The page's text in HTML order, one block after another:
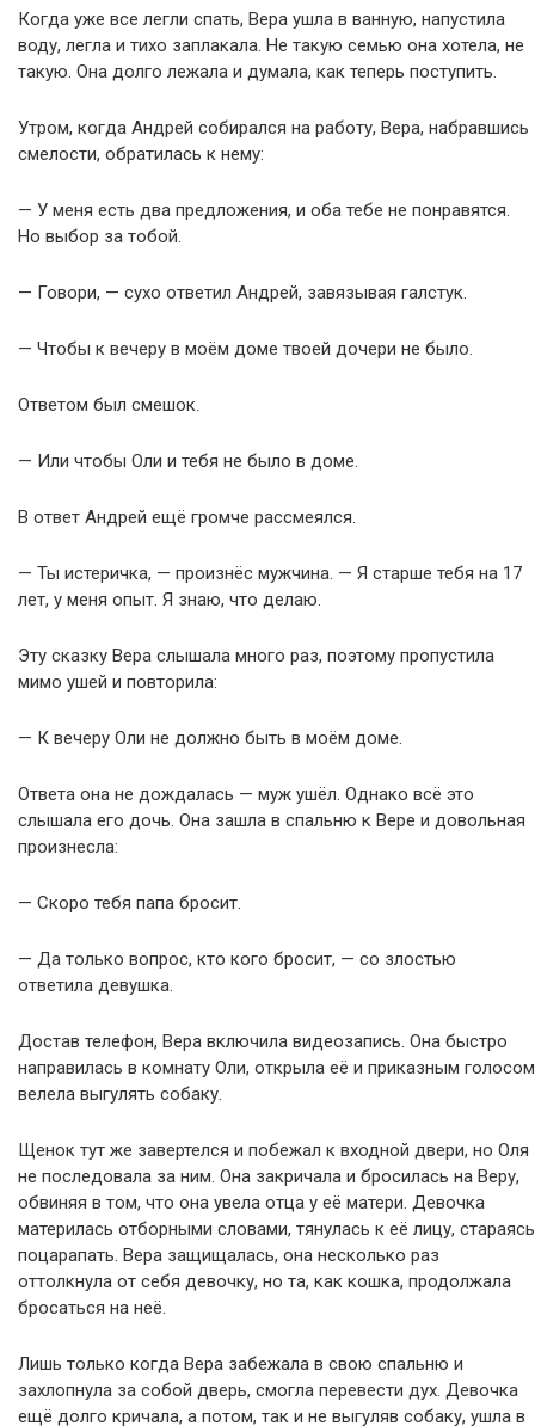
Когда уже все легли спать, Вера ушла в ванную, напустила
воду, легла и тихо заплакала. Не такую семью она хотела, не
такую. Она долго лежала и думала, как теперь поступить.
Утром, когда Андрей собирался на работу, Вера, набравшись
смелости, обратилась к нему:
— У меня есть два предложения, и оба тебе не понравятся.
Но выбор за тобой.
— Говори, — сухо ответил Андрей, завязывая галстук.
— Чтобы к вечеру в моём доме твоей дочери не было.
Ответом был смешок.
— Или чтобы Оли и тебя не было в доме.
В ответ Андрей ещё громче рассмеялся.
— Ты истеричка, — произнёс мужчина. — Я старше тебя на 17
лет, у меня опыт. Я знаю, что делаю.
Эту сказку Вера слышала много раз, поэтому пропустила
мимо ушей и повторила:
— К вечеру Оли не должно быть в моём доме.
Ответа она не дождалась — муж ушёл. Однако всё это
слышала его дочь. Она зашла в спальню к Вере и довольная
произнесла:
— Скоро тебя папа бросит.
— Да только вопрос, кто кого бросит, — со злостью
ответила девушка.
Достав телефон, Вера включила видеозапись. Она быстро
направилась в комнату Оли, открыла её и приказным голосом
велела выгулять собаку.
Щенок тут же завертелся и побежал к входной двери, но Оля
не последовала за ним. Она закричала и бросилась на Веру,
обвиняя в том, что она увела отца у её матери. Девочка
материлась отборными словами, тянулась к её лицу, стараясь
поцарапать. Вера защищалась, она несколько раз
оттолкнула от себя девочку, но та, как кошка, продолжала
бросаться на неё.
Лишь только когда Вера забежала в свою спальню и
захлопнула за собой дверь, смогла перевести дух. Девочка
ещё долго кричала, а потом, так и не выгуляв собаку, ушла в